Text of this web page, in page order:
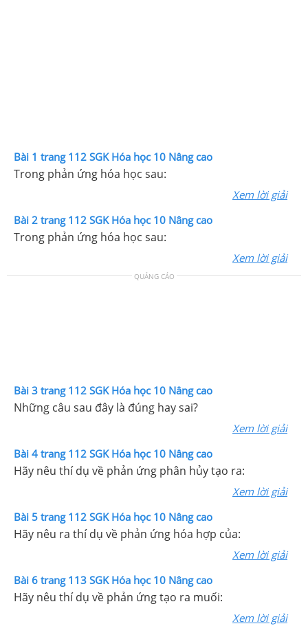
Bài 1 trang 112 SGK Hóa học 10 Nâng cao
Trong phản ứng hóa học sau:
Xem lời giải
Bài 2 trang 112 SGK Hóa học 10 Nâng cao
Trong phản ứng hóa học sau:
Xem lời giải
QUẢNG CÁO
Bài 3 trang 112 SGK Hóa học 10 Nâng cao
Những câu sau đây là đúng hay sai?
Xem lời giải
Bài 4 trang 112 SGK Hóa học 10 Nâng cao
Hãy nêu thí dụ về phản ứng phân hủy tạo ra:
Xem lời giải
Bài 5 trang 112 SGK Hóa học 10 Nâng cao
Hãy nêu ra thí dụ về phản ứng hóa hợp của:
Xem lời giải
Bài 6 trang 113 SGK Hóa học 10 Nâng cao
Hãy nêu thí dụ về phản ứng tạo ra muối:
Xem lời giải